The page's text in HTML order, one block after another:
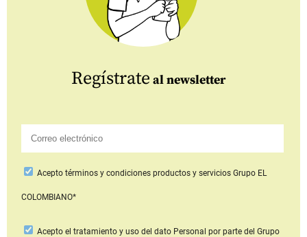
Regístrate al newsletter
Aceptotérminos y condiciones productos y serviciosGrupo EL
COLOMBIANO*
Acepto el tratamiento y uso del dato Personal por parte del Grupo